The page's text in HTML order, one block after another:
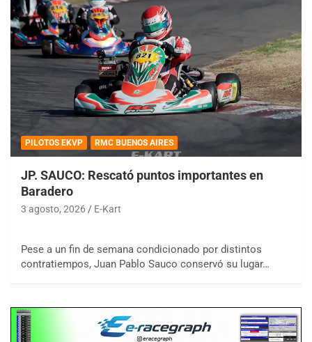
PILOTOS EKVP RMC BUENOS AIRES
JP. SAUCO: Rescató puntos importantes en
Baradero
3 agosto, 2026 E-Kart
Pese a un fin de semana condicionado por distintos
contratiempos, Juan Pablo Sauco conservó su lugar…
08/09-AGO
IAME SERIES ARGENTINA 6
Ramiro Tot (Asfalto)
KDO - F6
Ciudad de Trenque Lauquen (Asfalto)